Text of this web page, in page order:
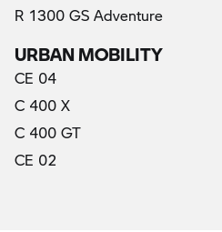
R 1300 GS Adventure
URBAN MOBILITY
CE 04
C 400 X
C 400 GT
CE 02